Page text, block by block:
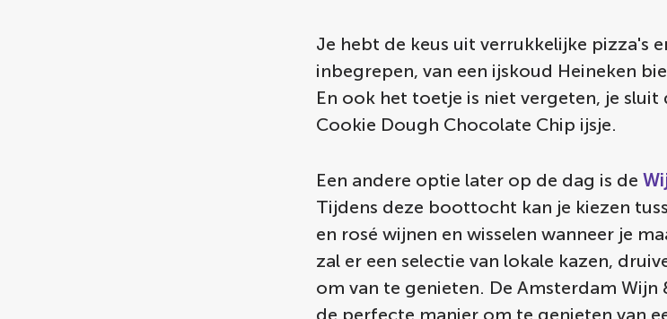
Je hebt de keus uit verrukkelijke pizza's
inbegrepen, van een ijskoud Heineken
En ook het toetje is niet vergeten, je sluit
Cookie Dough Chocolate Chip ijsje.
Een andere optie later op de dag is de
Tijdens deze boottocht kan je kiezen
en rosé wijnen en wisselen wanneer je
zal er een selectie van lokale kazen,
om van te genieten. De Amsterdam Wijn
de perfecte manier om te genieten van